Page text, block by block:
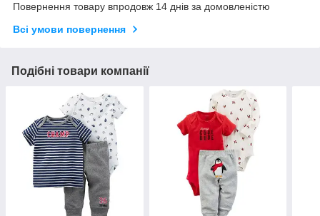
Повернення товару впродовж 14 днів за домовленістю
Всі умови повернення
Подібні товари компанії